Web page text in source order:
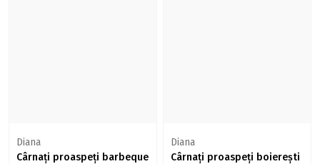
Diana
Cârnați proaspeți barbeque
Diana
Cârnați proaspeți boierești